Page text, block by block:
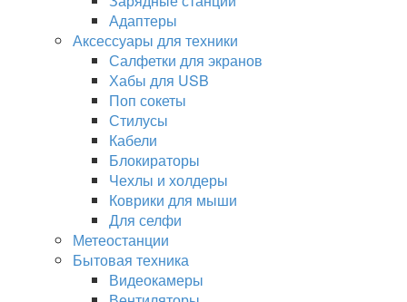
Адаптеры
Аксессуары для техники
Салфетки для экранов
Хабы для USB
Поп сокеты
Стилусы
Кабели
Блокираторы
Чехлы и холдеры
Коврики для мыши
Для селфи
Метеостанции
Бытовая техника
Видеокамеры